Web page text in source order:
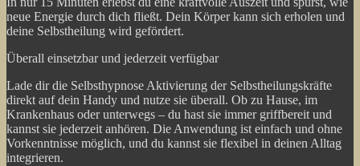
neue Energie durch dich fließt. Dein Körper kann sich erholen und
deine Selbstheilung wird gefördert.
Überall einsetzbar und jederzeit verfügbar
Lade dir die Selbsthypnose Aktivierung der Selbstheilungskräfte
direkt auf dein Handy und nutze sie überall. Ob zu Hause, im
Krankenhaus oder unterwegs – du hast sie immer griffbereit und
kannst sie jederzeit anhören. Die Anwendung ist einfach und ohne
Vorkenntnisse möglich, und du kannst sie flexibel in deinen Alltag
integrieren.